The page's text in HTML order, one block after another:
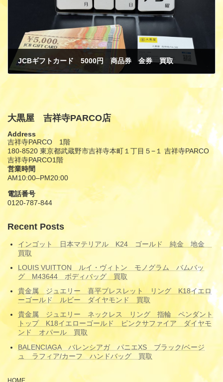
JCBギフトカード 5000円 商品券 金券 買取
大黒屋 吉祥寺PARCO店
Address
吉祥寺PARCO 1階
180-8520 東京都武蔵野市吉祥寺本町１丁目５−１ 吉祥寺PARCO
吉祥寺PARCO1階
営業時間
AM10:00–PM20:00
電話番号
0120-787-844
Recent Posts
インゴット 日本マテリアル K24 ゴールド 純金 地金
買取
LOUIS VUITTON ルイ・ヴィトン モノグラム バムバッ
グ M43644 ボディバッグ 買取
貴金属 ジュエリー 喜平ブレスレット リング K18イエロ
ーゴールド ルビー ダイヤモンド 買取
貴金属 ジュエリー ネックレス リング 指輪 ペンダント
トップ K18イエローゴールド ピンクサファイア ダイヤモ
ンド オパール 買取
BALENCIAGA バレンシアガ パニエXS ブラック/ベージ
ュ ラフィア/カーフ ハンドバッグ 買取
HOME